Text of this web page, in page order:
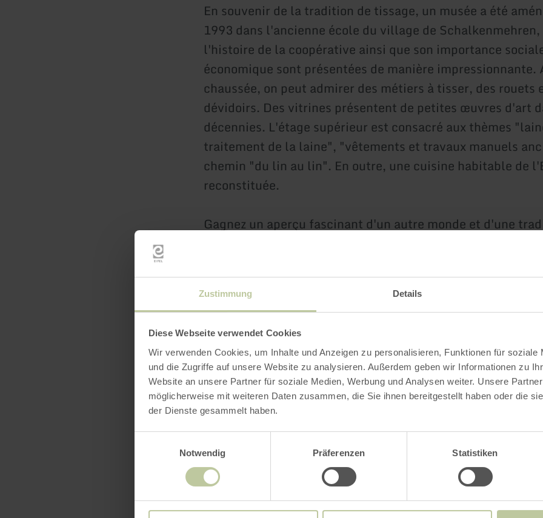
Zustimmung Details
Diese Webseite verwendet Cookies
Wir verwenden Cookies, um Inhalte und Anzeigen zu personalisieren, Funktionen für soziale
und die Zugriffe auf unsere Website zu analysieren. Außerdem geben wir Informationen zu
Website an unsere Partner für soziale Medien, Werbung und Analysen weiter. Unsere
möglicherweise mit weiteren Daten zusammen, die Sie ihnen bereitgestellt haben oder die
der Dienste gesammelt haben.
Notwendig
Präferenzen Statistiken
En souvenir de la tradition de tissage, un musée a été
1993 dans l'ancienne école du village de
l'histoire de la coopérative ainsi que son importance
économique sont présentées de manière impressionnante.
chaussée, on peut admirer des métiers à tisser, des rouets
dévidoirs. Des vitrines présentent de petites œuvres d'art
décennies. L'étage supérieur est consacré aux thèmes
traitement de la laine", "vêtements et travaux manuels
chemin "du lin au lin". En outre, une cuisine habitable de
reconstituée.
Gagnez un aperçu fascinant d'un autre monde et d'une
Plus
Heures d'ouverture
Impressions